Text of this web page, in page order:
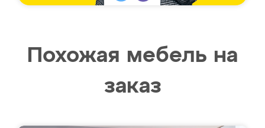
Похожая мебель на
заказ